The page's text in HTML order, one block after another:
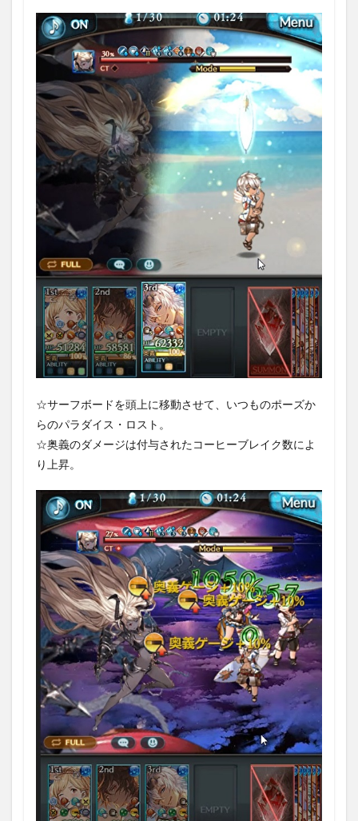
サポ
ート
アビ
リテ
ィ
2
性能
まと
め
☆サーフボードを頭上に移動させて、いつものポーズか
らのパラダイス・ロスト。
☆奥義のダメージは付与されたコーヒーブレイク数によ
り上昇。